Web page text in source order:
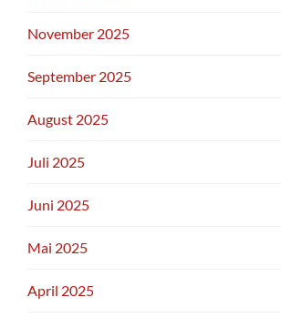
November 2025
September 2025
August 2025
Juli 2025
Juni 2025
Mai 2025
April 2025